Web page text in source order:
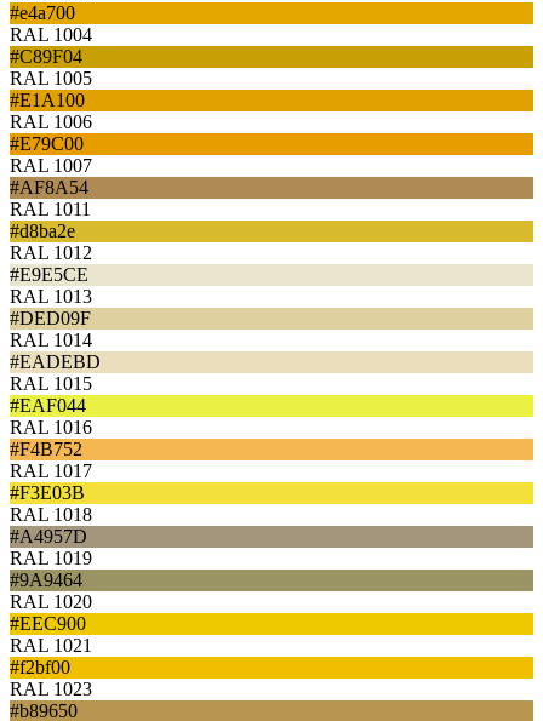
#e4a700
RAL 1004
#C89F04
RAL 1005
#E1A100
RAL 1006
#E79C00
RAL 1007
#AF8A54
RAL 1011
#d8ba2e
RAL 1012
#E9E5CE
RAL 1013
#DED09F
RAL 1014
#EADEBD
RAL 1015
#EAF044
RAL 1016
#F4B752
RAL 1017
#F3E03B
RAL 1018
#A4957D
RAL 1019
#9A9464
RAL 1020
#EEC900
RAL 1021
#f2bf00
RAL 1023
#b89650